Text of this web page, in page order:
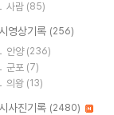
사람 (85)
영상기록 (256)
안양 (236)
군포 (7)
의왕 (13)
사진기록 (2480)